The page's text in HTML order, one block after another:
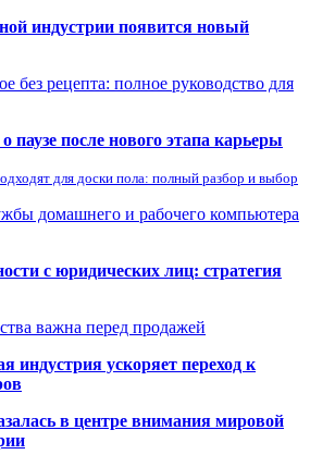
индустрии появится новый
без рецепта: полное руководство для
после нового этапа карьеры
для доски пола: полный разбор и выбор
домашнего и рабочего компьютера
с юридических лиц: стратегия
важна перед продажей
индустрия ускоряет переход к
в центре внимания мировой